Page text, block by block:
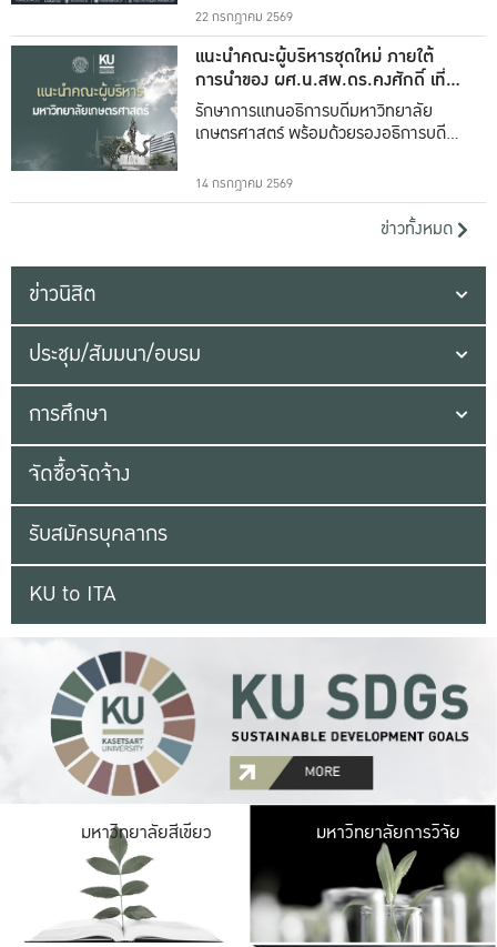
22 กรกฎาคม 2569
แนะนำคณะผู้บริหารชุดใหม่ ภายใต้
การนำของ ผศ.น.สพ.ดร.คงศักดิ์ เที่ยง
ธรรม
รักษาการแทนอธิการบดีมหาวิทยาลัย
เกษตรศาสตร์ พร้อมด้วยรองอธิการบดีทั้ง
14 กรกฎาคม 2569
ข่าวทั้งหมด
ข่าวนิสิต
ประชุม/สัมมนา/อบรม
การศึกษา
จัดซื้อจัดจ้าง
รับสมัครบุคลากร
KU to ITA
มหาวิทยาลัยสีเขียว มหาวิ
มีพื้นที่เขียวสดใส
เป็นป่าในเมือง เกษต
มหาวิทยาลัยการวิจัย